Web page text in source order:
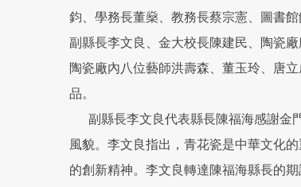
鈞、學務長董燊、教務長蔡宗憲、圖書
副縣長李文良、金大校長陳建民、陶瓷
陶瓷廠內八位藝師洪壽森、董玉玲、唐
品。
副縣長李文良代表縣長陳福海感謝金
風貌。李文良指出，青花瓷是中華文化
的創新精神。李文良轉達陳福海縣長的